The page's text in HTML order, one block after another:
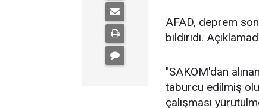
AFAD, deprem
bildiridi.
"SAKOM'dan
taburcu edilmiş
çalışması